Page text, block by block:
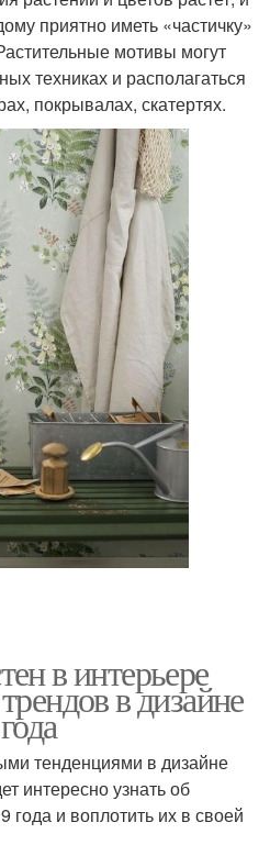
приятно иметь «частичку»
мотивы могут
техниках и располагаться
покрывалах, скатертях.
в интерьере
в дизайне
тенденциями в дизайне
интересно узнать об
года и воплотить их в своей